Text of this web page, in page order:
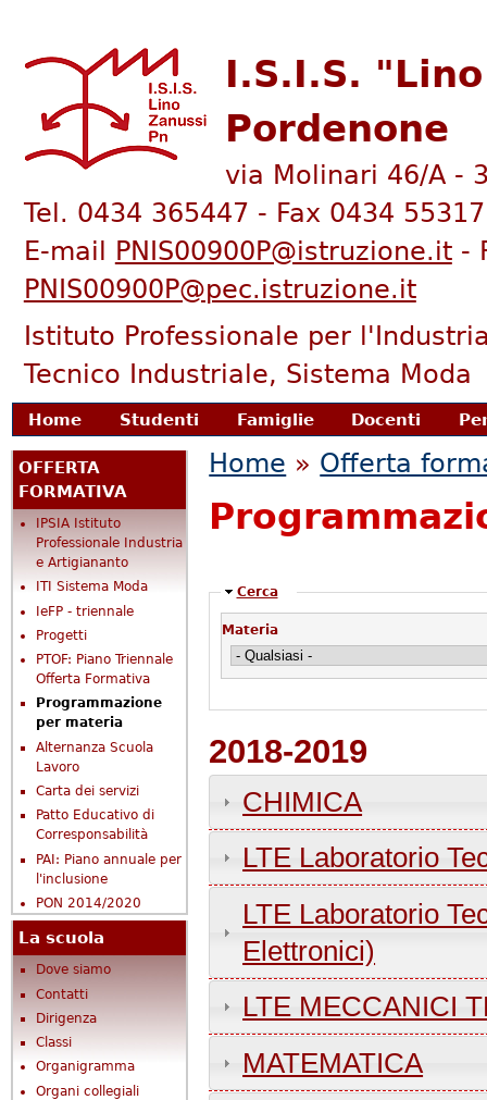
I.S.I.S.
Pordenone
via Molinari 46/A -
Tel. 0434 365447 - Fax 0434
E-mail
PNIS00900P@istruzione.it-
PNIS00900P@pec.istruzione.it
Istituto Professionale per
Tecnico Industriale, Sistema Moda
principale
Home Studenti Famiglie Docenti
Tu sei qui
Home » Offerta
Nascondi
Cerca
Materia
2018-2019
CHIMICA
LTE Laboratorio
LTE Laboratorio
Elettronici)
LTE MECCANICI
MATEMATICA
OFFERTA
FORMATIVA
IPSIA Istituto
Professionale Industria
e Artigiananto
ITI Sistema Moda
IeFP - triennale
Progetti
PTOF: Piano Triennale
Offerta Formativa
Programmazione
per materia
Alternanza Scuola
Lavoro
Carta dei servizi
Patto Educativo di
Corresponsabilità
PAI: Piano annuale per
l'inclusione
PON 2014/2020
La scuola
Dove siamo
Contatti
Dirigenza
Classi
Organigramma
Organi collegiali